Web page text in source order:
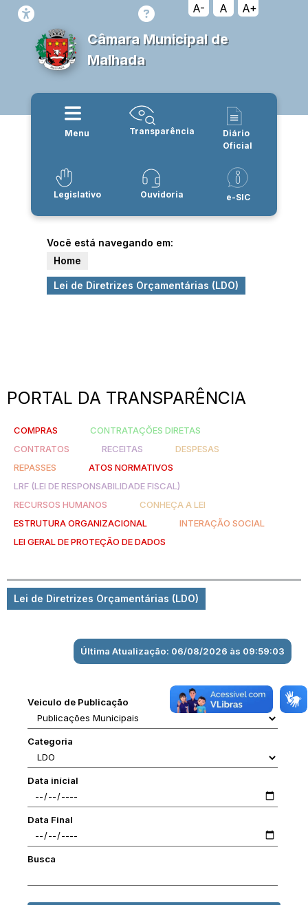
A- A A+
Câmara Municipal de
Malhada
Menu Transparência
Diário
Oficial
Legislativo Ouvidoria e-SIC
Você está navegando em:
Home
Lei de Diretrizes Orçamentárias (LDO)
PORTAL DA TRANSPARÊNCIA
COMPRAS
CONTRATAÇÕES DIRETAS
CONTRATOS
RECEITAS
DESPESAS
REPASSES
ATOS NORMATIVOS
LRF (LEI DE RESPONSABILIDADE FISCAL)
RECURSOS HUMANOS
CONHEÇA A LEI
ESTRUTURA ORGANIZACIONAL
INTERAÇÃO SOCIAL
LEI GERAL DE PROTEÇÃO DE DADOS
Lei de Diretrizes Orçamentárias (LDO)
Última Atualização: 06/08/2026 às 09:59:03
Veiculo de Publicação
Categoria
Data inícial
Data Final
Busca